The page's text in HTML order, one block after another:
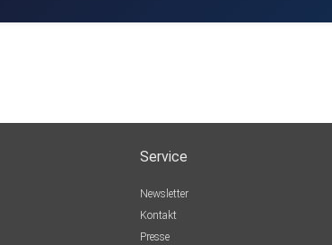
Service
Newsletter
Kontakt
Presse